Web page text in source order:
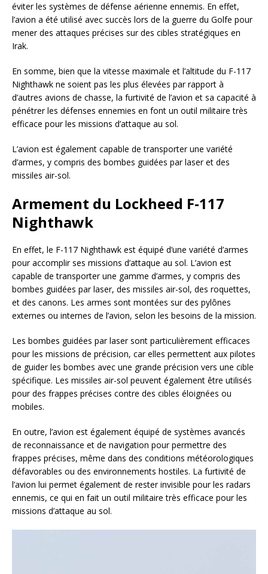
éviter les systèmes de défense aérienne ennemis. En effet,
l’avion a été utilisé avec succès lors de la guerre du Golfe pour
mener des attaques précises sur des cibles stratégiques en
Irak.
En somme, bien que la vitesse maximale et l’altitude du F-117
Nighthawk ne soient pas les plus élevées par rapport à
d’autres avions de chasse, la furtivité de l’avion et sa capacité à
pénétrer les défenses ennemies en font un outil militaire très
efficace pour les missions d’attaque au sol.
L’avion est également capable de transporter une variété
d’armes, y compris des bombes guidées par laser et des
missiles air-sol.
Armement du Lockheed F-117
Nighthawk
En effet, le F-117 Nighthawk est équipé d’une variété d’armes
pour accomplir ses missions d’attaque au sol. L’avion est
capable de transporter une gamme d’armes, y compris des
bombes guidées par laser, des missiles air-sol, des roquettes,
et des canons. Les armes sont montées sur des pylônes
externes ou internes de l’avion, selon les besoins de la mission.
Les bombes guidées par laser sont particulièrement efficaces
pour les missions de précision, car elles permettent aux pilotes
de guider les bombes avec une grande précision vers une cible
spécifique. Les missiles air-sol peuvent également être utilisés
pour des frappes précises contre des cibles éloignées ou
mobiles.
En outre, l’avion est également équipé de systèmes avancés
de reconnaissance et de navigation pour permettre des
frappes précises, même dans des conditions météorologiques
défavorables ou des environnements hostiles. La furtivité de
l’avion lui permet également de rester invisible pour les radars
ennemis, ce qui en fait un outil militaire très efficace pour les
missions d’attaque au sol.